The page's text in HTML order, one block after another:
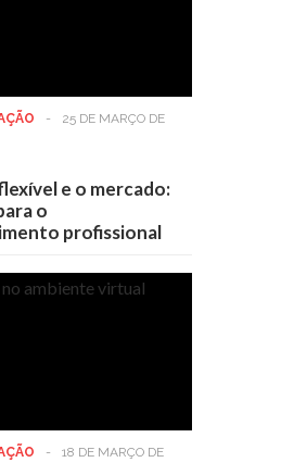
-
25 DE MARÇO DE
e o mercado:
o
profissional
-
18 DE MARÇO DE